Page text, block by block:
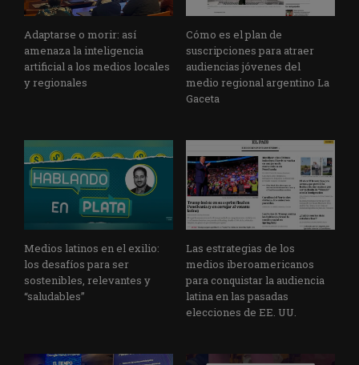
Adaptarse o morir: así
amenaza la inteligencia
artificial a los medios locales
y regionales
Cómo es el plan de
suscripciones para atraer
audiencias jóvenes del
medio regional argentino La
Gaceta
Medios latinos en el exilio:
los desafíos para ser
sostenibles, relevantes y
“saludables”
Las estrategias de los
medios iberoamericanos
para conquistar la audiencia
latina en las pasadas
elecciones de EE. UU.